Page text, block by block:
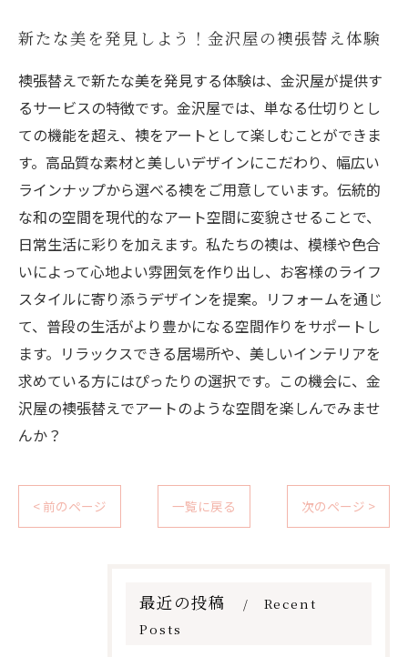
新たな美を発見しよう！金沢屋の襖張替え体験
襖張替えで新たな美を発見する体験は、金沢屋が提供す
るサービスの特徴です。金沢屋では、単なる仕切りとし
ての機能を超え、襖をアートとして楽しむことができま
す。高品質な素材と美しいデザインにこだわり、幅広い
ラインナップから選べる襖をご用意しています。伝統的
な和の空間を現代的なアート空間に変貌させることで、
日常生活に彩りを加えます。私たちの襖は、模様や色合
いによって心地よい雰囲気を作り出し、お客様のライフ
スタイルに寄り添うデザインを提案。リフォームを通じ
て、普段の生活がより豊かになる空間作りをサポートし
ます。リラックスできる居場所や、美しいインテリアを
求めている方にはぴったりの選択です。この機会に、金
沢屋の襖張替えでアートのような空間を楽しんでみませ
んか？
< 前のページ 一覧に戻る 次のページ >
最近の投稿
Recent
Posts